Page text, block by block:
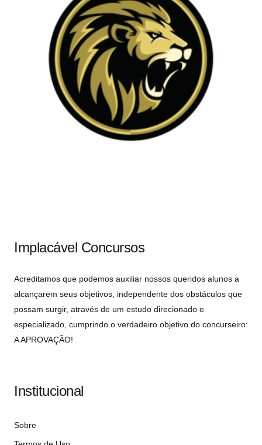
Implacável Concursos
Acreditamos que podemos auxiliar nossos queridos alunos a
alcançarem seus objetivos, independente dos obstáculos que
possam surgir, através de um estudo direcionado e
especializado, cumprindo o verdadeiro objetivo do concurseiro:
A APROVAÇÃO!
Institucional
Sobre